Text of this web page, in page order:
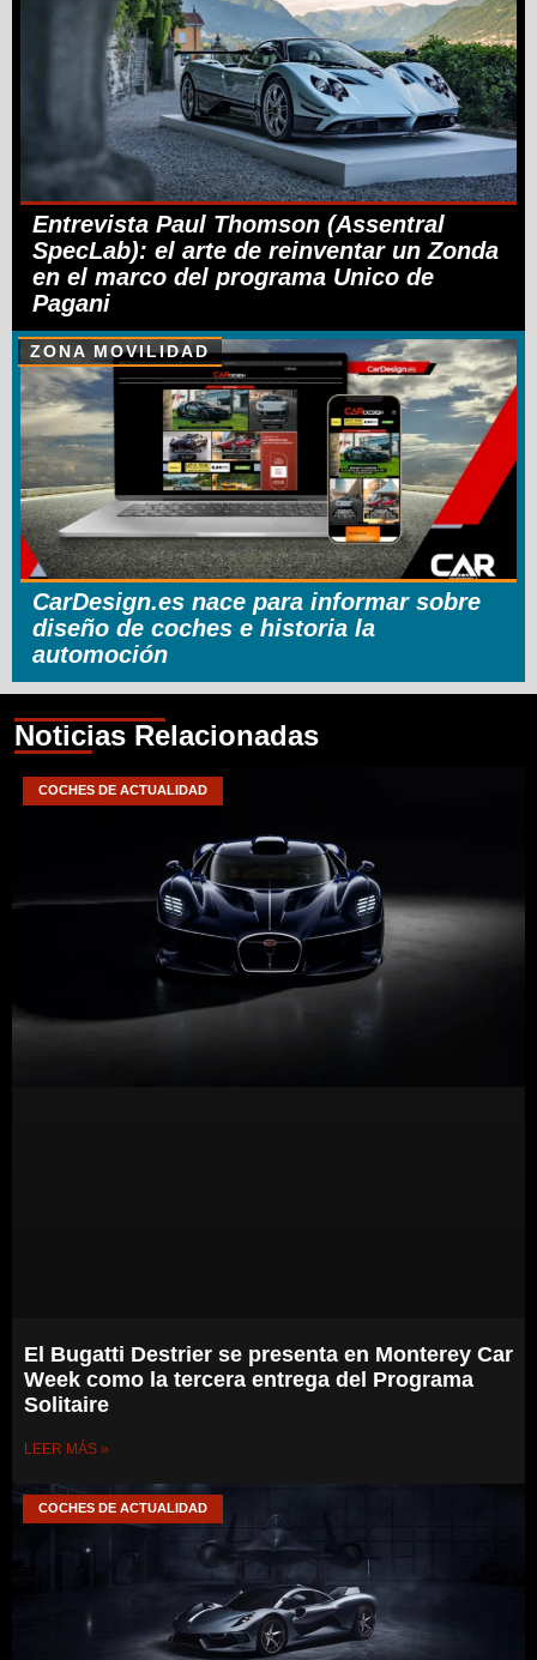
Entrevista Paul Thomson (Assentral
SpecLab): el arte de reinventar un Zonda
en el marco del programa Unico de
Pagani
ZONA MOVILIDAD
CarDesign.es nace para informar sobre
diseño de coches e historia la
automoción
Noticias Relacionadas
COCHES DE ACTUALIDAD
El Bugatti Destrier se presenta en Monterey Car
Week como la tercera entrega del Programa
Solitaire
LEER MÁS »
COCHES DE ACTUALIDAD